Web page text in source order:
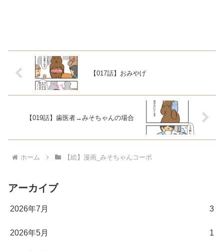
【017話】おみやげ
【019話】歯医者→みそちゃんの場合
ホーム 【絵】漫画_みそちゃんコーポ
アーカイブ
2026年7月 3
2026年5月 1